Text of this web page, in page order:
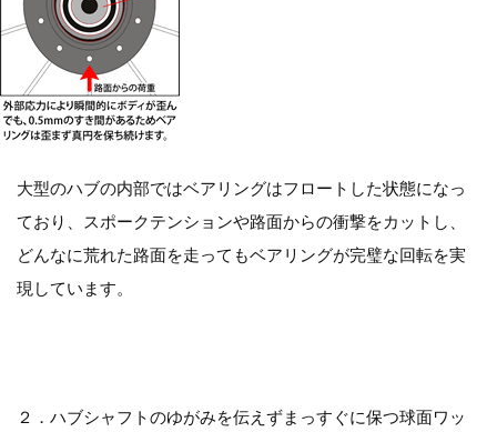
大型のハブの内部ではベアリングはフロートした状態になっ
ており、スポークテンションや路面からの衝撃をカットし、
どんなに荒れた路面を走ってもベアリングが完璧な回転を実
現しています。
２．ハブシャフトのゆがみを伝えずまっすぐに保つ球面ワッ